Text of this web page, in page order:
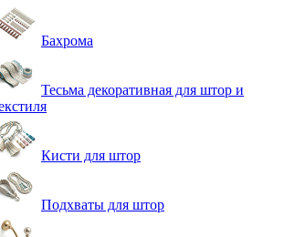
Бахрома
Тесьма декоративная для штор и
Кисти для штор
Подхваты для штор